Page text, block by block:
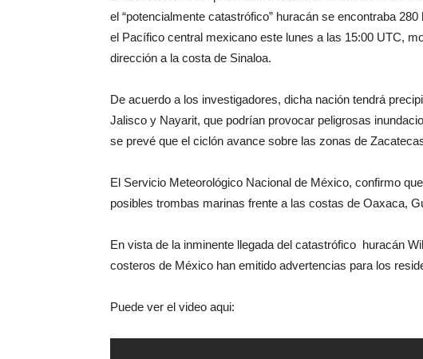
el “potencialmente catastrófico” huracán se encontraba
el Pacífico central mexicano este lunes a las 15:00 UTC,
dirección a la costa de Sinaloa.
De acuerdo a los investigadores, dicha nación tendrá
Jalisco y Nayarit, que podrían provocar peligrosas
se prevé que el ciclón avance sobre las zonas de
El Servicio Meteorológico Nacional de México, confirmo
posibles trombas marinas frente a las costas de Oaxaca,
En vista de la inminente llegada del catastrófico huracán
costeros de México han emitido advertencias para los
Puede ver el video aqui: